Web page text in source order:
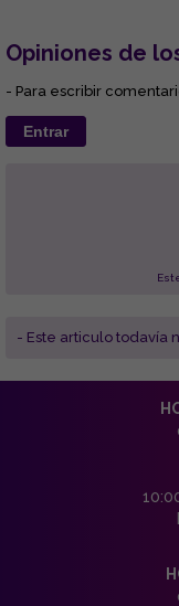
Opiniones de
- Para escribir
Entrar
- Este articulo todavía